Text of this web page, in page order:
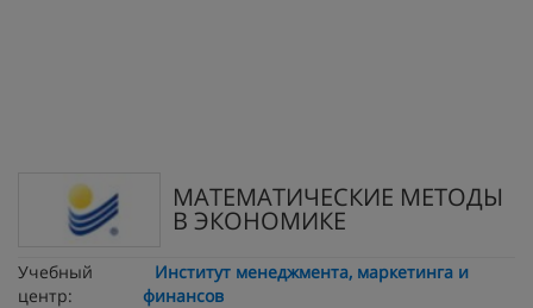
МАТЕМАТИЧЕСКИЕ МЕТОДЫ
В ЭКОНОМИКЕ
Учебный
центр:
Институт менеджмента, маркетинга и
финансов